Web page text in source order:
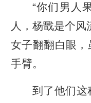
“你们男人
人，杨戬是个风
女子翻翻白眼
手臂。
到了他们这